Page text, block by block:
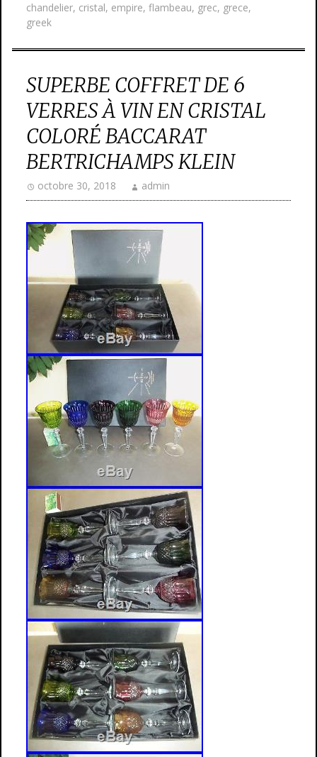
chandelier, cristal, empire, flambeau, grec, grece,
greek
SUPERBE COFFRET DE 6
VERRES À VIN EN CRISTAL
COLORÉ BACCARAT
BERTRICHAMPS KLEIN
octobre 30, 2018 admin